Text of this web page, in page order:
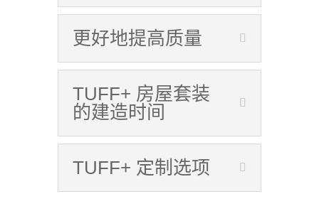
更好地提高质量
TUFF+ 房屋套装
的建造时间
TUFF+ 定制选项